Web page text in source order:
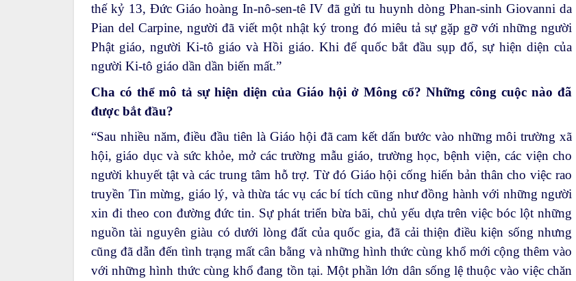
thế kỷ 13, Đức Giáo hoàng In-nô-sen-tê IV đã gửi tu huynh dòng Phan-sinh Giovanni da
Pian del Carpine, người đã viết một nhật ký trong đó miêu tả sự gặp gỡ với những người
Phật giáo, người Ki-tô giáo và Hồi giáo. Khi đế quốc bắt đầu sụp đổ, sự hiện diện của
người Ki-tô giáo dần dần biến mất.”
Cha có thể mô tả sự hiện diện của Giáo hội ở Mông cổ? Những công cuộc nào đã
được bắt đầu?
“Sau nhiều năm, điều đầu tiên là Giáo hội đã cam kết dấn bước vào những môi trường xã
hội, giáo dục và sức khỏe, mở các trường mẫu giáo, trường học, bệnh viện, các viện cho
người khuyết tật và các trung tâm hỗ trợ. Từ đó Giáo hội cống hiến bản thân cho việc rao
truyền Tin mừng, giáo lý, và thừa tác vụ các bí tích cũng như đồng hành với những người
xin đi theo con đường đức tin. Sự phát triển bừa bãi, chủ yếu dựa trên việc bóc lột những
nguồn tài nguyên giàu có dưới lòng đất của quốc gia, đã cải thiện điều kiện sống nhưng
cũng đã dẫn đến tình trạng mất cân bằng và những hình thức cùng khổ mới cộng thêm vào
với những hình thức cùng khổ đang tồn tại. Một phần lớn dân sống lệ thuộc vào việc chăn